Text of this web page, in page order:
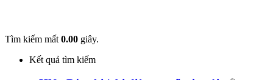
Tìm kiếm mất 0.00 giây.
Kết quả tìm kiếm